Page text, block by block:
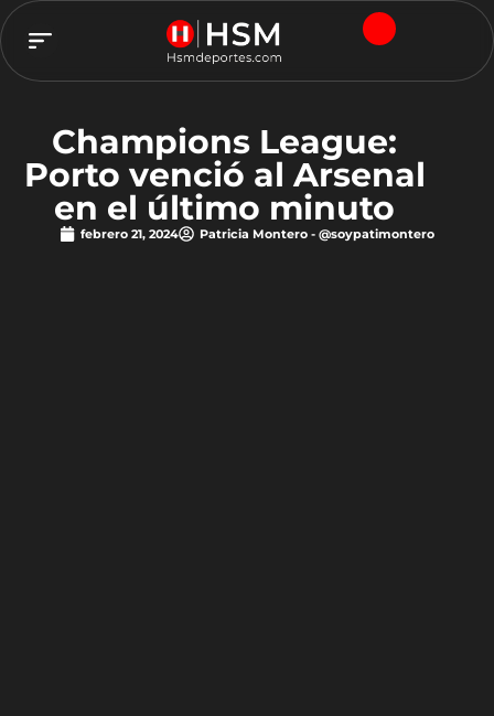
Champions League:
Porto venció al Arsenal
en el último minuto
febrero 21, 2024 Patricia Montero - @soypatimontero